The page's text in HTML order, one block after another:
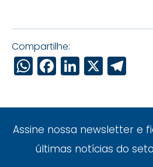
Compartilhe:
WhatsApp
Facebook
LinkedIn
X
Assine nossa newsletter e
últimas notícias do